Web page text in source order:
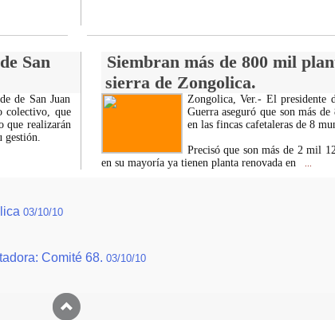
San
Siembran más de 800 mil
sierra de Zongolica.
de San Juan
colectivo, que
que realizarán
gestión.
Zongolica, Ver.- El presidente
Guerra aseguró que son más
en las fincas cafetaleras de 8
Precisó que son más de 2 mil
en su mayoría ya tienen planta renovada en
03/10/10
Comité 68. 03/10/10